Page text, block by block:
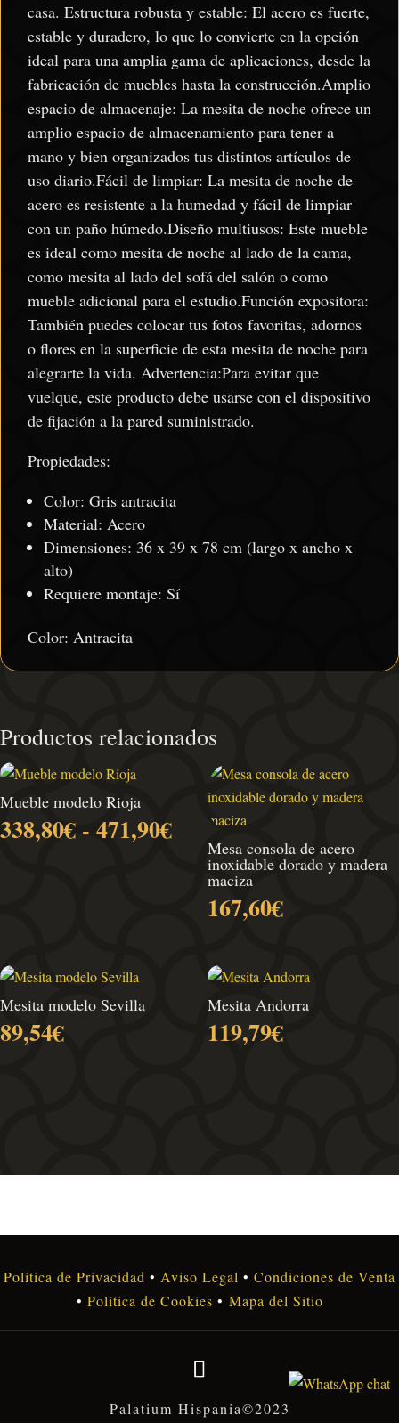
casa. Estructura robusta y estable: El acero es fuerte,
estable y duradero, lo que lo convierte en la opción
ideal para una amplia gama de aplicaciones, desde la
fabricación de muebles hasta la construcción.Amplio
espacio de almacenaje: La mesita de noche ofrece un
amplio espacio de almacenamiento para tener a
mano y bien organizados tus distintos artículos de
uso diario.Fácil de limpiar: La mesita de noche de
acero es resistente a la humedad y fácil de limpiar
con un paño húmedo.Diseño multiusos: Este mueble
es ideal como mesita de noche al lado de la cama,
como mesita al lado del sofá del salón o como
mueble adicional para el estudio.Función expositora:
También puedes colocar tus fotos favoritas, adornos
o flores en la superficie de esta mesita de noche para
alegrarte la vida. Advertencia:Para evitar que
vuelque, este producto debe usarse con el dispositivo
de fijación a la pared suministrado.
Propiedades:
Color: Gris antracita
Material: Acero
Dimensiones: 36 x 39 x 78 cm (largo x ancho x
alto)
Requiere montaje: Sí
Color: Antracita
Productos relacionados
Mueble modelo Rioja
338,80€ - 471,90€Rango
precios:
desde
338,80€
471,90€
Mesa consola de acero
inoxidable dorado y madera
maciza
167,60€
Mesita modelo Sevilla
89,54€
Mesita Andorra
119,79€
Política de Privacidad • Aviso Legal • Condiciones de Venta
• Política de Cookies • Mapa del Sitio
Palatium Hispania©2023